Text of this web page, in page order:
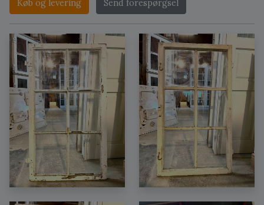
Køb og levering Send forespørgsel